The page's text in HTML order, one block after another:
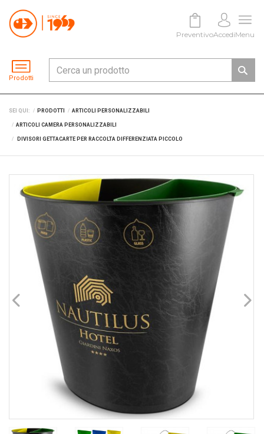
Prodotti
PreventivoAccediMenu
SEI QUI: PRODOTTI ARTICOLI PERSONALIZZABILI
ARTICOLI CAMERA PERSONALIZZABILI
DIVISORI GETTACARTE PER RACCOLTA DIFFERENZIATA PICCOLO